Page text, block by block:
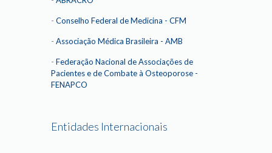
- Conselho Federal de Medicina - CFM
- Associação Médica Brasileira - AMB
- Federação Nacional de Associações de
Pacientes e de Combate à Osteoporose -
FENAPCO
Entidades Internacionais